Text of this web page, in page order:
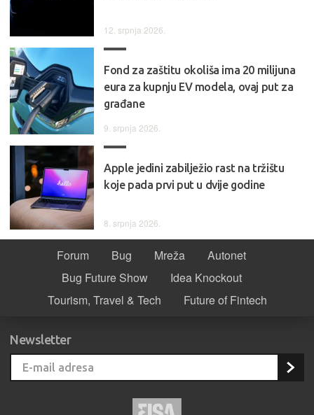
12. srpnja 2026.
Fond za zaštitu okoliša ima 20 milijuna
eura za kupnju EV modela, ovaj put za
građane
9. srpnja 2026.
Apple jedini zabilježio rast na tržištu
koje pada prvi put u dvije godine
8. srpnja 2026.
Forum Bug Mreža
Autonet
Bug Future Show
Idea Knockout
Tourism, Travel & Tech
Future of Fintech
Newsletter